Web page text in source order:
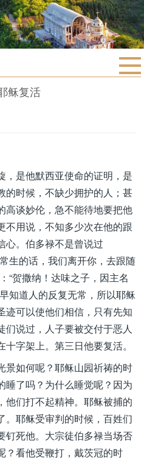
稣复活
，是他默西亚使命的证明，是
的时候，不缺少拥护的人；甚
高谈妙伦，急不能待地要把他
不用说，不知多少次在他的跟
心。伯多禄不是曾说过
生的话，我们离开你，去跟随
“贺撒纳！达味之子，因主名
知道人的反复无常，所以耶稣
迹可以使他们相信，只有先知
们说过，人子要被交付于恶人
字架上。第三日他要复活。
景如何呢？耶稣山园祈祷的时
睡了吗？为什么睡觉呢？因为
他们打不起精神。耶稣被捕的
。耶稣受审判的时候，百姓们
钉死他。大宗徒伯多禄当场否
？看他受鞭打，戴茨冠的时